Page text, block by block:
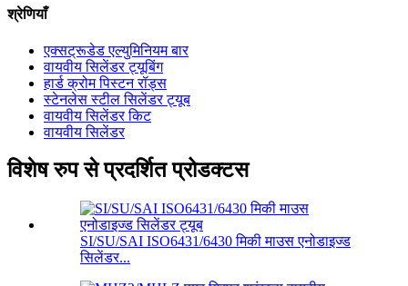
श्रेणियाँ
एक्सट्रूडेड एल्युमिनियम बार
वायवीय सिलेंडर ट्यूबिंग
हार्ड क्रोम पिस्टन रॉड्स
स्टेनलेस स्टील सिलेंडर ट्यूब
वायवीय सिलेंडर किट
वायवीय सिलेंडर
विशेष रुप से प्रदर्शित प्रोडक्टस
SI/SU/SAI ISO6431/6430 मिकी माउस एनोडाइज्ड
सिलेंडर...